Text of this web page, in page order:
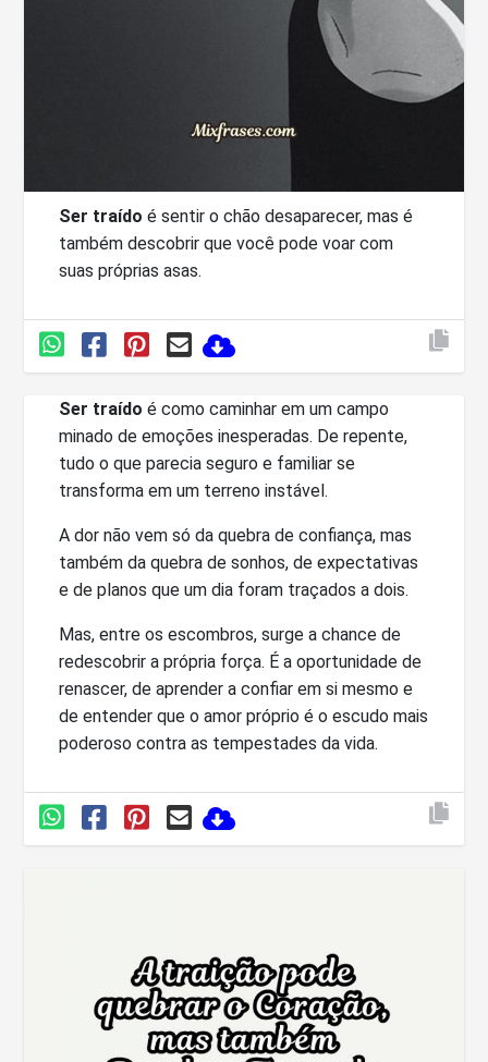
Ser traído é sentir o chão desaparecer, mas é
também descobrir que você pode voar com
suas próprias asas.
Ser traído é como caminhar em um campo
minado de emoções inesperadas. De repente,
tudo o que parecia seguro e familiar se
transforma em um terreno instável.
A dor não vem só da quebra de confiança, mas
também da quebra de sonhos, de expectativas
e de planos que um dia foram traçados a dois.
Mas, entre os escombros, surge a chance de
redescobrir a própria força. É a oportunidade de
renascer, de aprender a confiar em si mesmo e
de entender que o amor próprio é o escudo mais
poderoso contra as tempestades da vida.